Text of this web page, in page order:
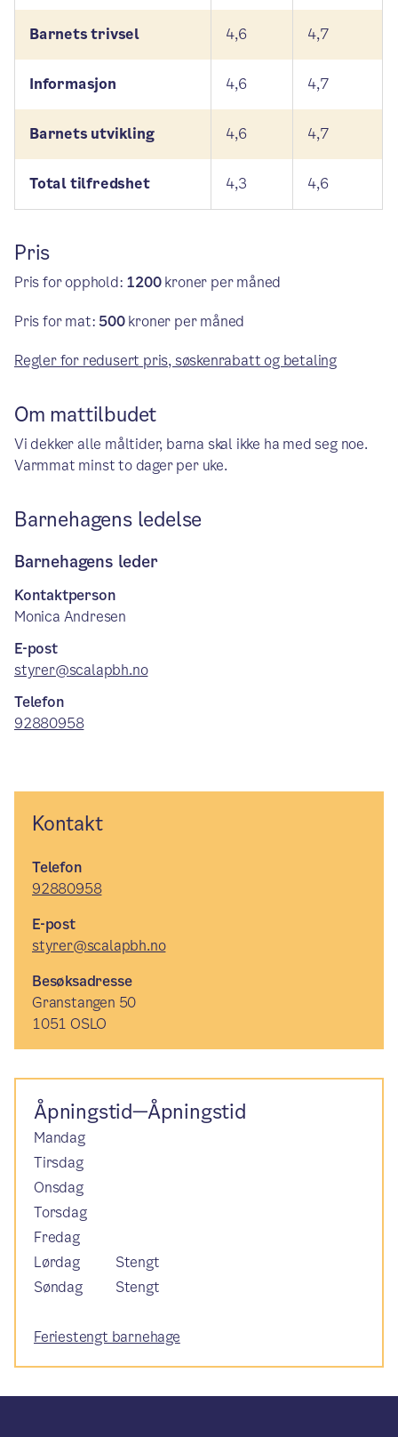
Barnets trivsel 4,6 4,7
Informasjon 4,6 4,7
Barnets utvikling 4,6 4,7
Total tilfredshet 4,3 4,6
Pris
Pris for opphold: 1200kroner per måned
Pris for mat:500kroner per måned
Regler for redusert pris, søskenrabatt og betaling
Om mattilbudet
Vi dekker alle måltider, barna skal ikke ha med seg noe.
Varmmat minst to dager per uke.
Barnehagens ledelse
Barnehagens leder
Kontaktperson
Monica Andresen
E-post
styrer@scalapbh.no
Telefon
92880958
Kontakt
Telefon
92880958
E-post
styrer@scalapbh.no
Besøksadresse
Granstangen 50
1051 OSLO
Åpningstid—Åpningstid
Mandag
Tirsdag
Onsdag
Torsdag
Fredag
Lørdag
Stengt
Søndag
Stengt
Feriestengt barnehage